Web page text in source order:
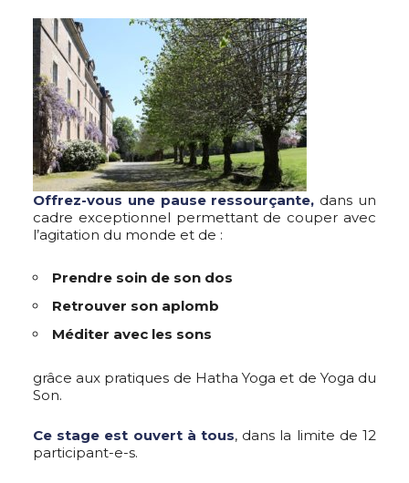
Offrez-vous une pause ressourçante, dans un
cadre exceptionnel permettant de couper avec
l’agitation du monde et de :
Prendre soin de son dos
Retrouver son aplomb
Méditer avec les sons
grâce aux pratiques de Hatha Yoga et de Yoga du
Son.
Ce stage est ouvert à tous, dans la limite de 12
participant-e-s.